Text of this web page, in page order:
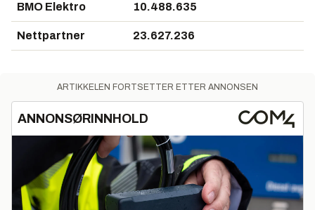
BMO Elektro 10.488.635
Nettpartner 23.627.236
ARTIKKELEN FORTSETTER ETTER ANNONSEN
ANNONSØRINNHOLD